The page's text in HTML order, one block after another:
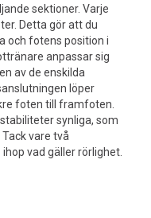
sektioner. Varje
Detta gör att du
och fotens position i
anpassar sig
av de enskilda
löper
foten till framfoten.
synliga, som
vare två
vad gäller rörlighet.